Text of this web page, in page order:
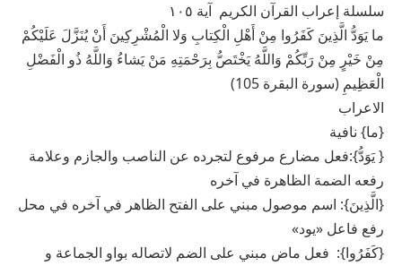
سلسلة إعراب القرآن الكريم آية ١٠٥
ما يَوَدُّ الَّذِينَ كَفَرُوا مِنْ أَهْلِ الْكِتابِ وَلا الْمُشْرِكِينَ أَنْ يُنَزَّلَ عَلَيْكُمْ
مِنْ خَيْرٍ مِنْ رَبِّكُمْ وَاللَّهُ يَخْتَصُّ بِرَحْمَتِهِ مَنْ يَشاءُ وَاللَّهُ ذُو الْفَضْلِ
الْعَظِيمِ (سورة البقرة 105)
الاعراب
{ما} نافية
{ يَوَدُّ}:فعل مضارع مرفوع لتجرده عن الناصب والجازم وعلامة
رفعه الضمة الظاهرة في آخره
{الَّذِينَ}: اسم موصول مبني على الفتح الظاهر في آخره في محل
رفع فاعل «يود»
{كَفَرُوا}: فعل ماض مبني على الضم لاتصاله بواو الجماعة و